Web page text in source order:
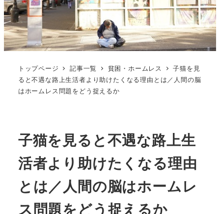
トップページ 記事一覧 貧困・ホームレス
子猫を見
ると不遇な路上生活者より助けたくなる理由とは／人間の脳
はホームレス問題をどう捉えるか
子猫を見ると不遇な路上生
活者より助けたくなる理由
とは／人間の脳はホームレ
ス問題をどう捉えるか